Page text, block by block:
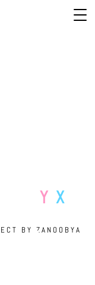
Y X
C T B Y Z A N O O B Y A